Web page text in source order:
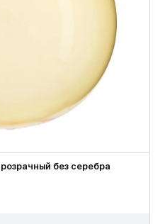
без серебра